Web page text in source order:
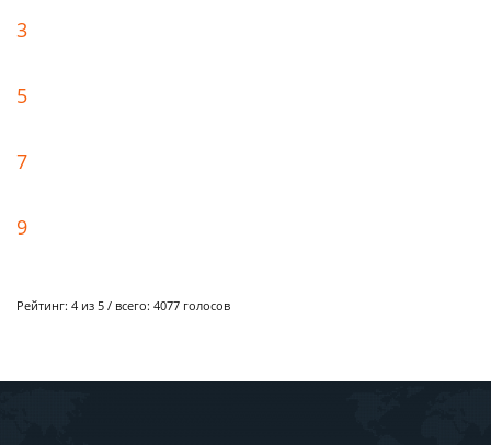
3
5
7
9
Рейтинг: 4 из 5 / всего: 4077 голосов